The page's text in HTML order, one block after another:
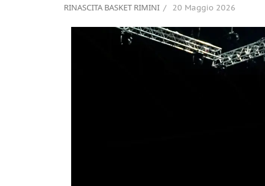
RINASCITA BASKET RIMINI 20 Maggio 2026